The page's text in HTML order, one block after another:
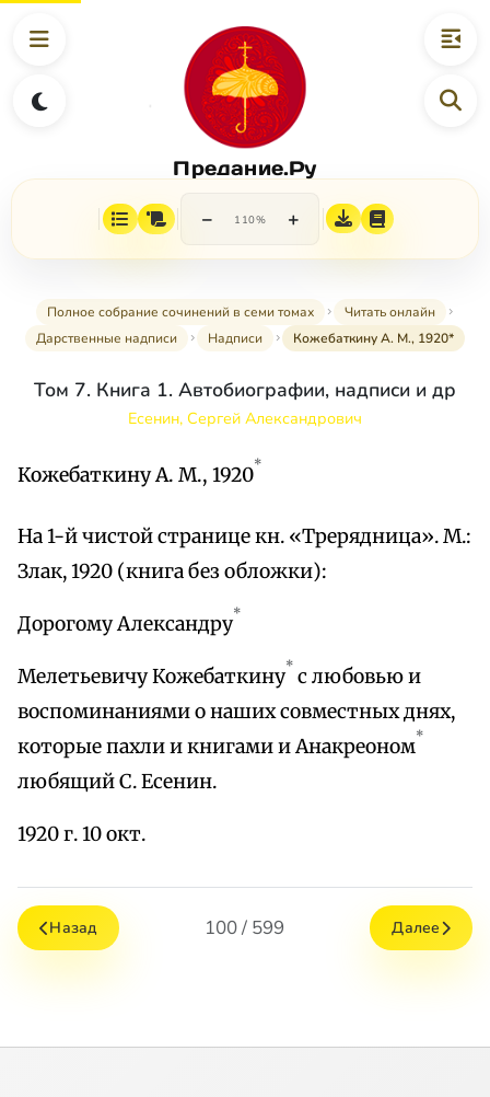
Предание.Ру
− 110% +
Полное собрание сочинений в семи томах
Читать онлайн
Дарственные надписи
Надписи Кожебаткину А. М., 1920*
Том 7. Книга 1. Автобиографии, надписи и др
Есенин, Сергей Александрович
Кожебаткину А. М., 1920*
На 1-й чистой странице кн. «Трерядница». М.:
Злак, 1920 (книга без обложки):
Дорогому Александру*
Мелетьевичу Кожебаткину* с любовью и
воспоминаниями о наших совместных днях,
которые пахли и книгами и Анакреоном*
любящий С. Есенин.
1920 г. 10 окт.
Назад 100 / 599 Далее